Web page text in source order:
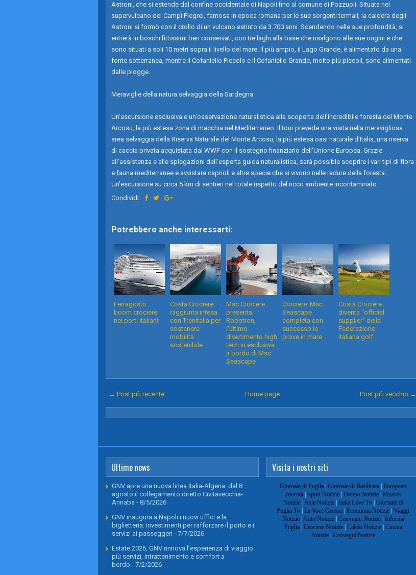
Astroni, che si estende dal confine occidentale di Napoli fino al comune di Pozzuoli. Situata nel
supervulcano dei Campi Flegrei, famosa in epoca romana per le sue sorgenti termali, la caldera degli
Astroni si formò con il crollo di un vulcano estinto da 3.700 anni. Scendendo nelle sue profondità, si
entrerà in boschi fittissimi ben conservati, con tre laghi alla base che risalgono alle sue origini e che
sono situati a soli 10 metri sopra il livello del mare. Il più ampio, il Lago Grande, è alimentato da una
fonte sotterranea, mentre il Cofaniello Piccolo e il Cofaniello Grande, molto più piccoli, sono alimentati
dalle piogge.
Meraviglie della natura selvaggia della Sardegna
Un'escursione esclusiva e un'osservazione naturalistica alla scoperta dell'incredibile foresta del Monte
Arcosu, la più estesa zona di macchia nel Mediterraneo. Il tour prevede una visita nella meravigliosa
area selvaggia della Riserva Naturale del Monte Arcosu, la più estesa oasi naturale d'Italia, una riserva
di caccia privata acquistata dal WWF con il sostegno finanziario dell'Unione Europea. Grazie
all'assistenza e alle spiegazioni dell'esperta guida naturalistica, sarà possible scoprire i vari tipi di flora
e fauna mediterranee e avvistare caprioli e altre specie che si vivono nelle radure della foresta.
Un'escursione su circa 5 km di sentieri nel totale rispetto del ricco ambiente incontaminato.
Condividi:
Potrebbero anche interessarti:
Ferragosto:
boom crociere
nei porti italiani
Costa Crociere:
raggiunta intesa
con Trenitalia per
sostenere
mobilità
sostenibile
Msc Crociere
presenta
Robotron,
l'ultimo
divertimento high
tech in esclusiva
a bordo di Msc
Seascape
Crociere: Msc
Seascape
completa con
successo le
prove in mare
Costa Crociere
diventa “official
supplier” della
Federazione
italiana golf
← Post più recente Post più vecchio →
Home page
Ultime news
GNV apre una nuova linea Italia-Algeria: dal 8
agosto il collegamento diretto Civitavecchia-
Annaba - 8/5/2026
GNV inaugura a Napoli i nuovi uffici e la
biglietteria: investimenti per rafforzare il porto e i
servizi ai passeggeri - 7/7/2026
Estate 2026, GNV rinnova l’esperienza di viaggio:
più servizi, intrattenimento e comfort a
bordo - 7/2/2026
Visita i nostri siti
Giornale di Puglia | Giornale di Basilicata | European
Journal | Sport Notizie | Donna Notizie | Musica
Notizie| Asia Notizie| Italia Love Tv| Giornale di
Puglia Tv | La Voce Grossa | Economia Notizie | Viaggi
Notizie| Auto Notizie| Convegni Notizie| Informa
Puglia| Crociere Notizie| Calcio Notizie| Cucina
Notizie| Convegni Notizie